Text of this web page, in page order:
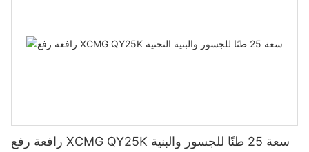
رافعة رفع XCMG QY25K سعة 25 طنًا للجسور والبنية